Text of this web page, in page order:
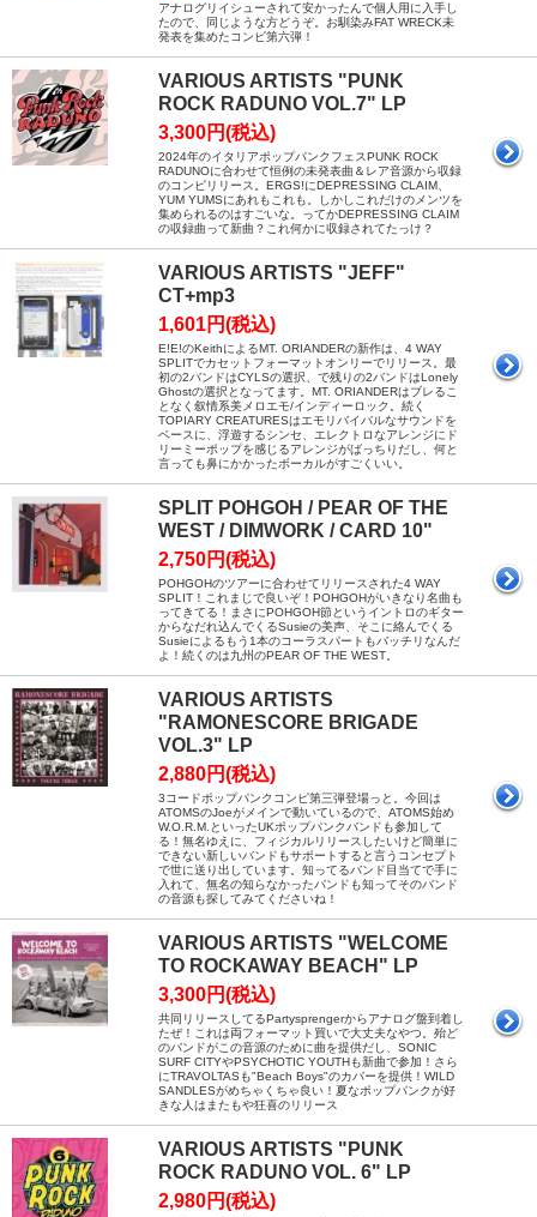
アナログリイシューされて安かったんで個人用に入手し
たので、同じような方どうぞ。お馴染みFAT WRECK未
発表を集めたコンピ第六弾！
VARIOUS ARTISTS "PUNK
ROCK RADUNO VOL.7" LP
3,300円(税込)
2024年のイタリアポップパンクフェスPUNK ROCK
RADUNOに合わせて恒例の未発表曲＆レア音源から収録
のコンピリリース。ERGS!にDEPRESSING CLAIM、
YUM YUMSにあれもこれも。しかしこれだけのメンツを
集められるのはすごいな。ってかDEPRESSING CLAIM
の収録曲って新曲？これ何かに収録されてたっけ？
VARIOUS ARTISTS "JEFF"
CT+mp3
1,601円(税込)
E!E!のKeithによるMT. ORIANDERの新作は、4 WAY
SPLITでカセットフォーマットオンリーでリリース。最
初の2バンドはCYLSの選択、で残りの2バンドはLonely
Ghostの選択となってます。MT. ORIANDERはブレるこ
となく叙情系美メロエモ/インディーロック。続く
TOPIARY CREATURESはエモリバイバルなサウンドを
ベースに、浮遊するシンセ、エレクトロなアレンジにド
リーミーポップを感じるアレンジがばっちりだし、何と
言っても鼻にかかったボーカルがすごくいい。
SPLIT POHGOH / PEAR OF THE
WEST / DIMWORK / CARD 10"
2,750円(税込)
POHGOHのツアーに合わせてリリースされた4 WAY
SPLIT！これまじで良いぞ！POHGOHがいきなり名曲も
ってきてる！まさにPOHGOH節というイントロのギター
からなだれ込んでくるSusieの美声、そこに絡んでくる
Susieによるもう1本のコーラスパートもバッチリなんだ
よ！続くのは九州のPEAR OF THE WEST。
VARIOUS ARTISTS
"RAMONESCORE BRIGADE
VOL.3" LP
2,880円(税込)
3コードポップパンクコンピ第三弾登場っと。今回は
ATOMSのJoeがメインで動いているので、ATOMS始め
W.O.R.M.といったUKポップパンクバンドも参加して
る！無名ゆえに、フィジカルリリースしたいけど簡単に
できない新しいバンドもサポートすると言うコンセプト
で世に送り出しています。知ってるバンド目当てで手に
入れて、無名の知らなかったバンドも知ってそのバンド
の音源も探してみてくださいね！
VARIOUS ARTISTS "WELCOME
TO ROCKAWAY BEACH" LP
3,300円(税込)
共同リリースしてるPartysprengerからアナログ盤到着し
たぜ！これは両フォーマット買いで大丈夫なやつ。殆ど
のバンドがこの音源のために曲を提供だし、SONIC
SURF CITYやPSYCHOTIC YOUTHも新曲で参加！さら
にTRAVOLTASも"Beach Boys"のカバーを提供！WILD
SANDLESがめちゃくちゃ良い！夏なポップパンクが好
きな人はまたもや狂喜のリリース
VARIOUS ARTISTS "PUNK
ROCK RADUNO VOL. 6" LP
2,980円(税込)